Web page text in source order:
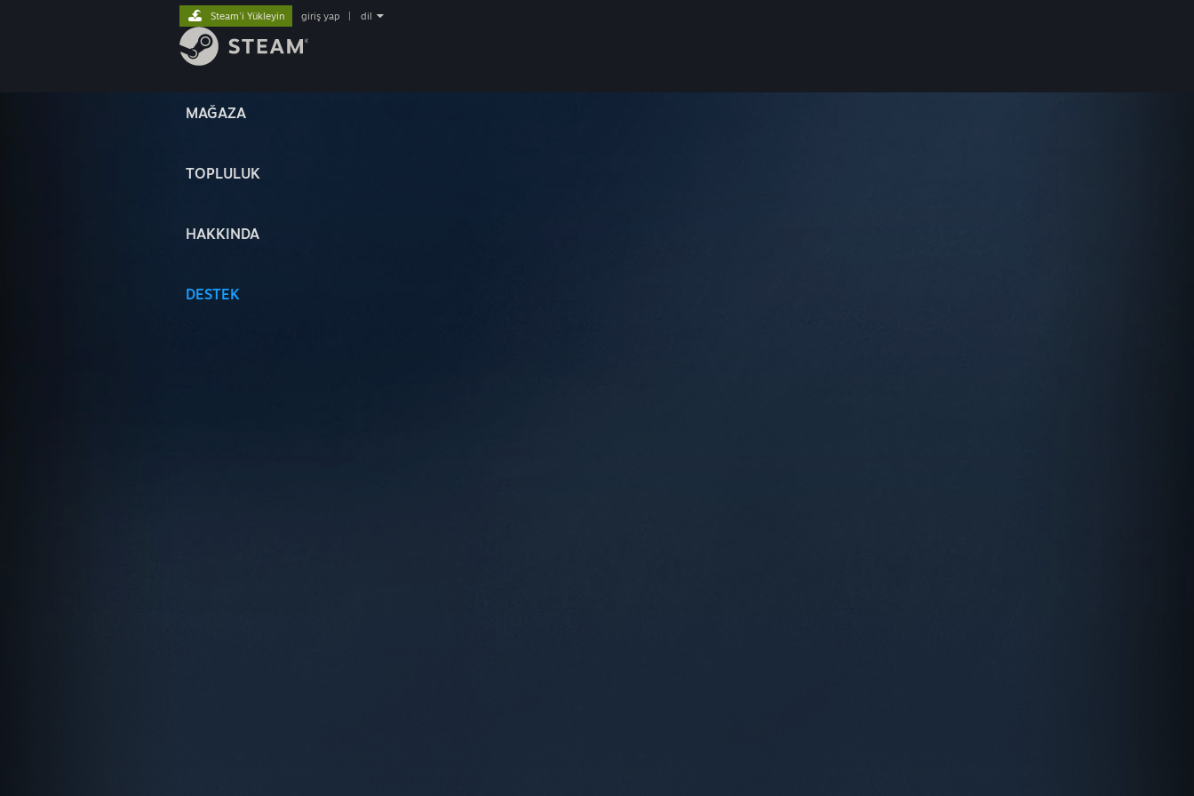
MAĞAZA
TOPLULUK
HAKKINDA
DESTEK
Steam'i Yükleyin giriş yap dil